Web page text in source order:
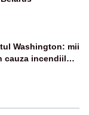
Washington: mii
cauza incendiilor